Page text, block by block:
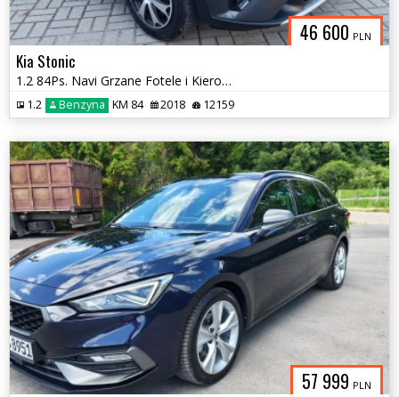
46 600 PLN
Kia Stonic
1.2 84Ps. Navi Grzane Fotele i Kierownica 2018
1.2 Benzyna KM 84 2018 12159
57 999 PLN